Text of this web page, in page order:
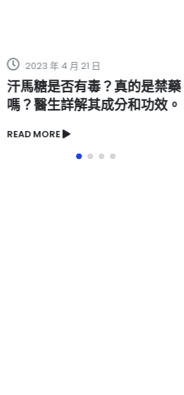
2023 年 4 月 21 日
汗馬糖是否有毒？真的是禁藥
嗎？醫生詳解其成分和功效。
READ MORE